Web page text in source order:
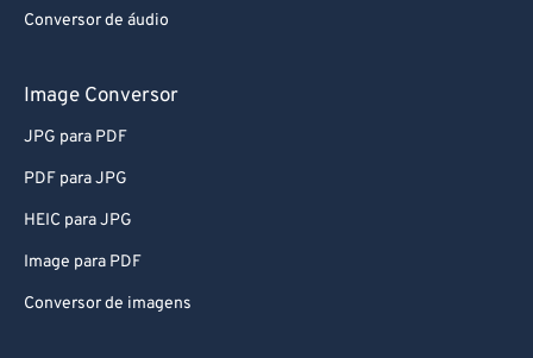
Conversor de áudio
Image Conversor
JPG para PDF
PDF para JPG
HEIC para JPG
Image para PDF
Conversor de imagens